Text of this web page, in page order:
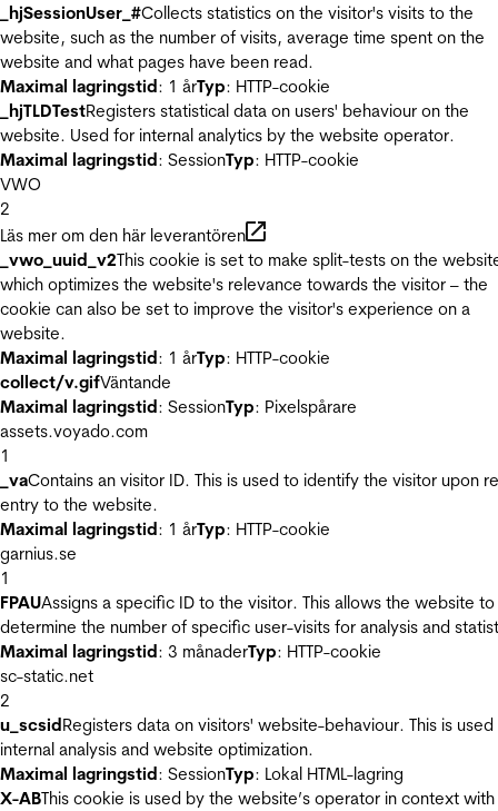
_hjSessionUser_#Collects statistics on the visitor's visits to the
website, such as the number of visits, average time spent on the
website and what pages have been read.
Maximal lagringstid: 1 årTyp: HTTP-cookie
_hjTLDTestRegisters statistical data on users' behaviour on the
website. Used for internal analytics by the website operator.
Maximal lagringstid: SessionTyp: HTTP-cookie
VWO
2
Läs mer om den här leverantören
_vwo_uuid_v2This cookie is set to make split-tests on the
which optimizes the website's relevance towards the visitor – the
cookie can also be set to improve the visitor's experience on a
website.
Maximal lagringstid: 1 årTyp: HTTP-cookie
collect/v.gifVäntande
Maximal lagringstid: SessionTyp: Pixelspårare
assets.voyado.com
1
_vaContains an visitor ID. This is used to identify the visitor upon
entry to the website.
Maximal lagringstid: 1 årTyp: HTTP-cookie
garnius.se
1
FPAUAssigns a specific ID to the visitor. This allows the website to
determine the number of specific user-visits for analysis and
Maximal lagringstid: 3 månaderTyp: HTTP-cookie
sc-static.net
2
u_scsidRegisters data on visitors' website-behaviour. This is
internal analysis and website optimization.
Maximal lagringstid: SessionTyp: Lokal HTML-lagring
X-ABThis cookie is used by the website’s operator in context with